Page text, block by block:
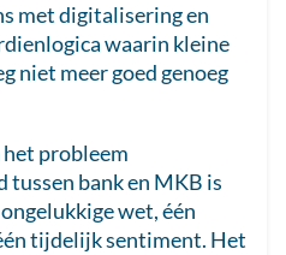
met digitalisering en
waarin kleine
niet meer goed genoeg
het probleem
tussen bank en MKB is
wet, één
tijdelijk sentiment. Het